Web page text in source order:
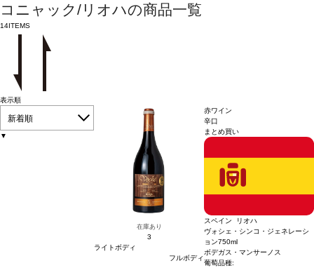
コニャック/リオハの商品一覧
14ITEMS
表示順
新着順
▼
在庫あり
3
ライトボディ
フルボディ
赤ワイン
辛口
まとめ買い
スペイン リオハ
ヴォシェ・シンコ・ジェネレーシ
ョン750ml
ボデガス・マンサーノス
葡萄品種: